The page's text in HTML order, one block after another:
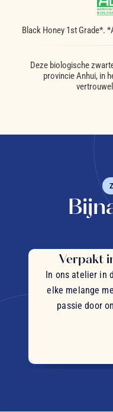
Black Honey 1st Grade*.
Deze biologische
provincie Anhui, in
Verpakt
In ons atelier in
elke melange
passie door